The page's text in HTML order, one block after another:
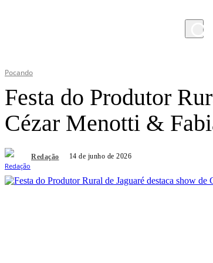
Pocando
Festa do Produtor
Cézar Menotti &
Redação 14 de junho de 2026